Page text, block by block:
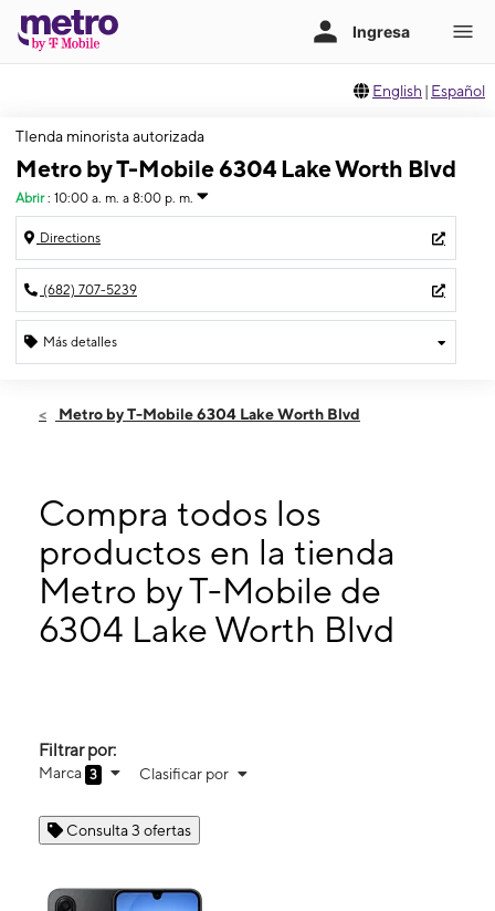
English | Español
TIenda minorista autorizada
Metro by T-Mobile 6304 Lake Worth Blvd
Abrir : 10:00 a. m. a 8:00 p. m.
Directions
(682) 707-5239
Más detalles
Viernes:10:00 a. m. a 8:00 p. m.
Martes:
10:00 a. m. a 8:00 p. m.
Miérc: 10:00 a. m. a 8:00 p. m.
Jueves:10:00 a. m. a 8:00 p. m.
6304 Lake Worth Blvd Lake Worth, TX 76135
Metro by T-Mobile 6304 Lake Worth Blvd
Compra todos los
productos en la tienda
Metro by T-Mobile de
6304 Lake Worth Blvd
Filtrar por:
Marca 3 Clasificar por
Consulta 3 ofertas